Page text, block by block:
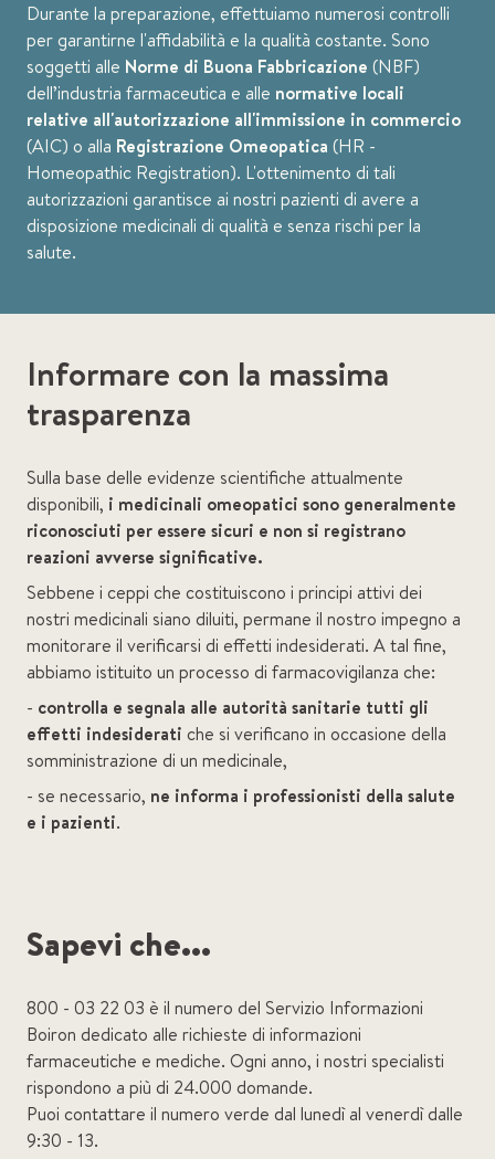
Durante la preparazione, effettuiamo numerosi controlli
per garantirne l'affidabilità e la qualità costante. Sono
soggetti alle Norme di Buona Fabbricazione (NBF)
dell’industria farmaceutica e alle normative locali
relative all'autorizzazione all'immissione in commercio
(AIC) o alla Registrazione Omeopatica (HR -
Homeopathic Registration). L'ottenimento di tali
autorizzazioni garantisce ai nostri pazienti di avere a
disposizione medicinali di qualità e senza rischi per la
salute.
Informare con la massima
trasparenza
Sulla base delle evidenze scientifiche attualmente
disponibili, i medicinali omeopatici sono generalmente
riconosciuti per essere sicuri e non si registrano
reazioni avverse significative.
Sebbene i ceppi che costituiscono i principi attivi dei
nostri medicinali siano diluiti, permane il nostro impegno a
monitorare il verificarsi di effetti indesiderati. A tal fine,
abbiamo istituito un processo di farmacovigilanza che:
- controlla e segnala alle autorità sanitarie tutti gli
effetti indesiderati che si verificano in occasione della
somministrazione di un medicinale,
- se necessario, ne informa i professionisti della salute
e i pazienti.
Sapevi che...
800 - 03 22 03 è il numero del Servizio Informazioni
Boiron dedicato alle richieste di informazioni
farmaceutiche e mediche. Ogni anno, i nostri specialisti
rispondono a più di 24.000 domande.
Puoi contattare il numero verde dal lunedì al venerdì dalle
9:30 - 13.